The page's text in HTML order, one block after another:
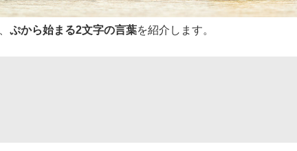
ぷから始まる2文字の言葉を紹介します。